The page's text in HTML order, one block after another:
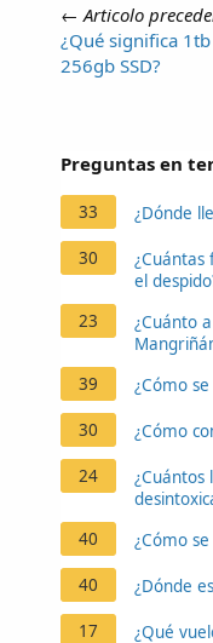
← Articolo
¿Qué significa
256gb SSD?
Preguntas en
33 ¿Dónde
30
el
23
¿Cuánto
39
¿Cómo
30 ¿Cómo
24
40
¿Cómo
40 ¿Dónde
17
¿Qué